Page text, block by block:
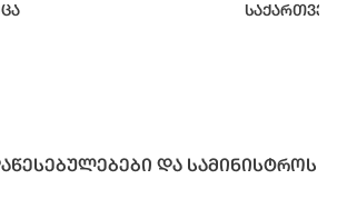
და სამინისტროს